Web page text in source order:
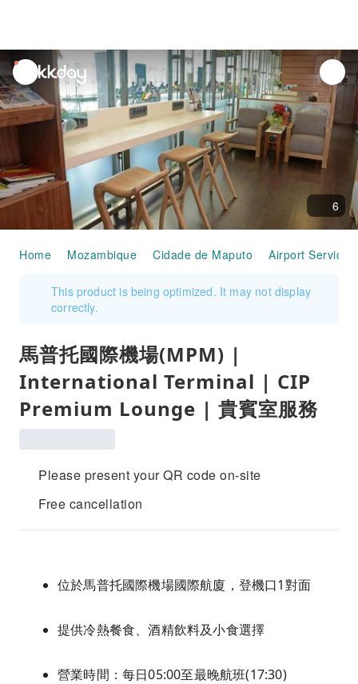
unread
notifications
6
Home Mozambique Cidade de Maputo Airport Services
This product is being optimized. It may not display
correctly.
馬普托國際機場(MPM) |
International Terminal | CIP
Premium Lounge | 貴賓室服務
Please present your QR code on-site
Free cancellation
位於馬普托國際機場國際航廈，登機口1對面
提供冷熱餐食、酒精飲料及小食選擇
營業時間：每日05:00至最晚航班(17:30)